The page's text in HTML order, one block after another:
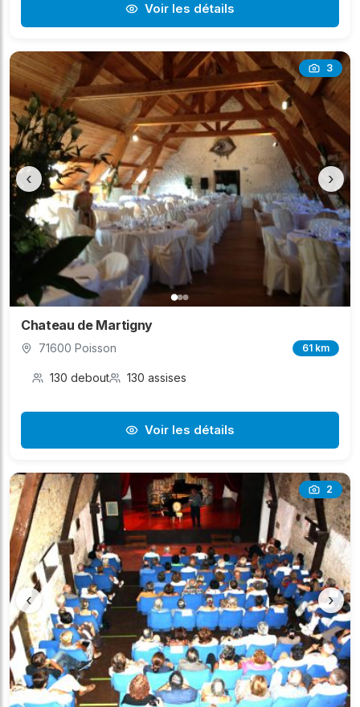
Voir les détails
3
‹ ›
Chateau de Martigny
71600 Poisson 61 km
130 debout 130 assises
Voir les détails
2
‹ ›